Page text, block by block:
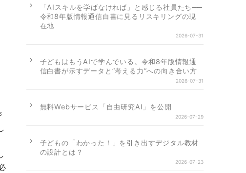
「AIスキルを学ばなければ」と感じる社員たち──
令和8年版情報通信白書に見るリスキリングの現
在地
2026-07-31
子どもはもうAIで学んでいる。令和8年版情報通
信白書が示すデータと”考える力”への向き合い方
2026-07-31
無料Webサービス「自由研究AI」を公開
2026-07-29
子どもの「わかった！」を引き出すデジタル教材
の設計とは？
2026-07-23